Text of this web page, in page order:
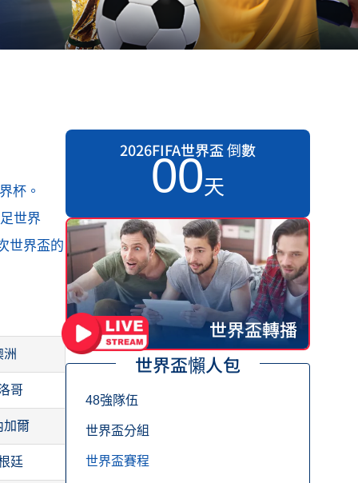
杯。
世界
世界盃的
洲
哥
加爾
廷
2026FIFA世界盃 倒數
00天
世界盃轉播
世界盃懶人包
48強隊伍
世界盃分組
世界盃賽程